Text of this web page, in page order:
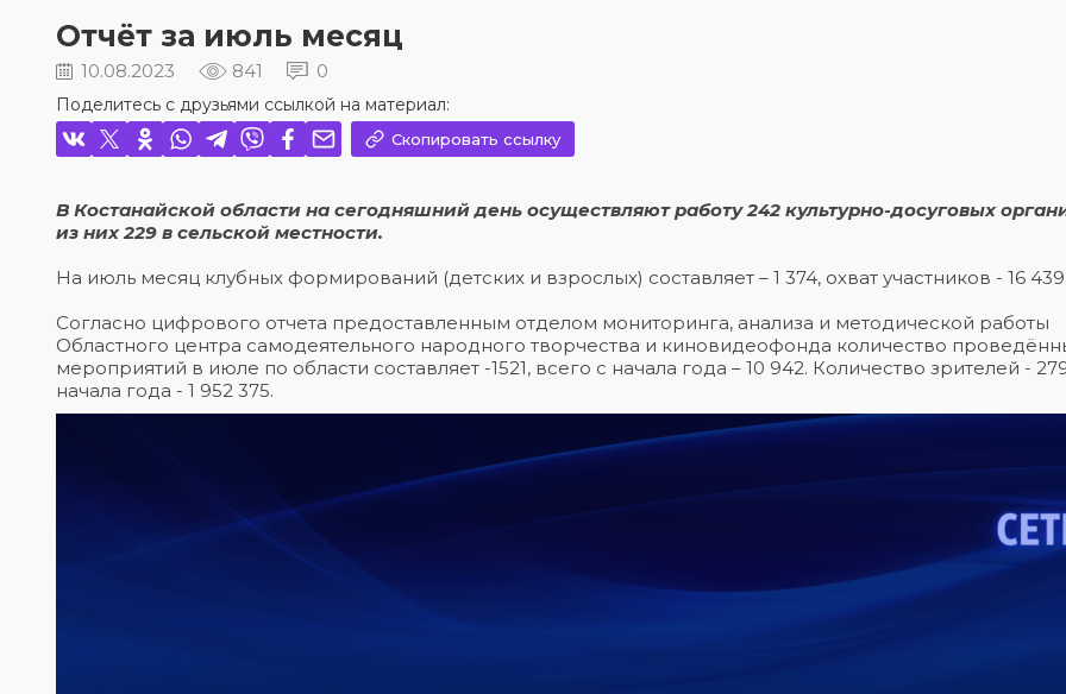
Отчёт за июль месяц
10.08.2023 841 0
Поделитесь с друзьями ссылкой на материал:
Скопировать ссылку
В Костанайской области на сегодняшний день осуществляют работу 242 культурно-досуговых
из них 229 в сельской местности.
На июль месяц клубных формирований (детских и взрослых) составляет – 1 374, охват участников - 16 439.
Согласно цифрового отчета предоставленным отделом мониторинга, анализа и методической работы
Областного центра самодеятельного народного творчества и киновидеофонда количество
мероприятий в июле по области составляет -1521, всего с начала года – 10 942. Количество зрителей -
начала года - 1 952 375.